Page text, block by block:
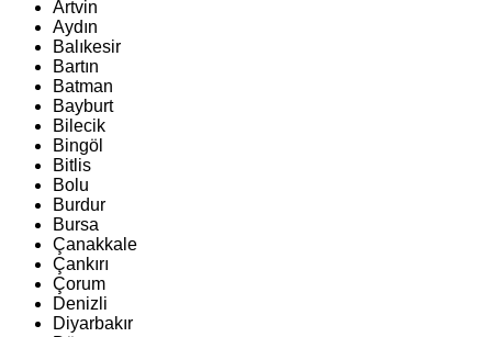
Artvin
Aydın
Balıkesir
Bartın
Batman
Bayburt
Bilecik
Bingöl
Bitlis
Bolu
Burdur
Bursa
Çanakkale
Çankırı
Çorum
Denizli
Diyarbakır